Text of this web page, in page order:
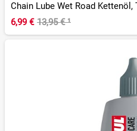
Chain Lube Wet Road Kettenöl,
6,99 € 13,95 €¹